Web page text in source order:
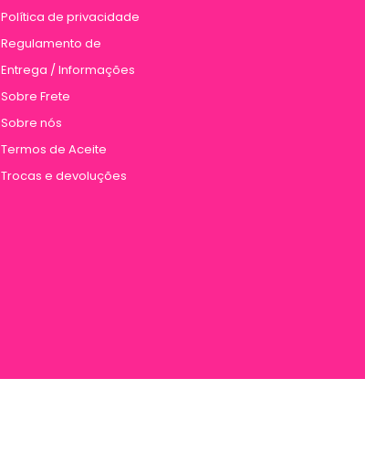
Política de privacidade
Regulamento de
Entrega / Informações
Sobre Frete
Sobre nós
Termos de Aceite
Trocas e devoluções